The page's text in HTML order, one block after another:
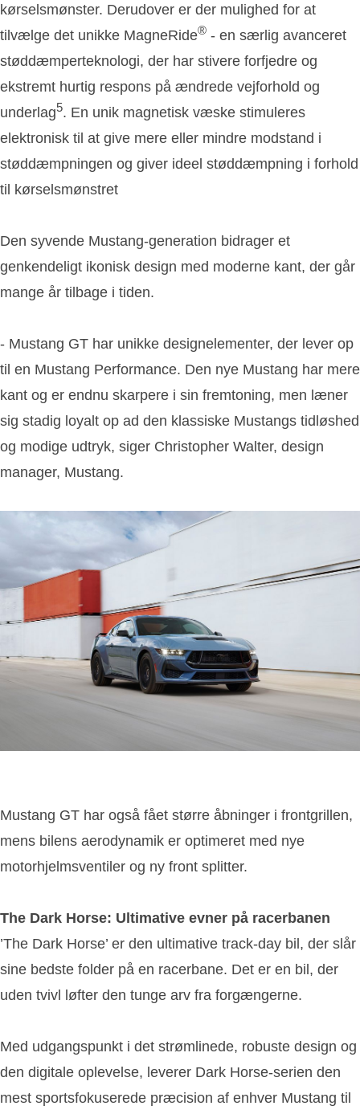
kørselsmønster. Derudover er der mulighed for at
tilvælge det unikke MagneRide® - en særlig avanceret
støddæmperteknologi, der har stivere forfjedre og
ekstremt hurtig respons på ændrede vejforhold og
underlag5. En unik magnetisk væske stimuleres
elektronisk til at give mere eller mindre modstand i
støddæmpningen og giver ideel støddæmpning i forhold
til kørselsmønstret
Den syvende Mustang-generation bidrager et
genkendeligt ikonisk design med moderne kant, der går
mange år tilbage i tiden.
- Mustang GT har unikke designelementer, der lever op
til en Mustang Performance. Den nye Mustang har mere
kant og er endnu skarpere i sin fremtoning, men læner
sig stadig loyalt op ad den klassiske Mustangs tidløshed
og modige udtryk, siger Christopher Walter, design
manager, Mustang.
Mustang GT har også fået større åbninger i frontgrillen,
mens bilens aerodynamik er optimeret med nye
motorhjelmsventiler og ny front splitter.
The Dark Horse: Ultimative evner på racerbanen
’The Dark Horse’ er den ultimative track-day bil, der slår
sine bedste folder på en racerbane. Det er en bil, der
uden tvivl løfter den tunge arv fra forgængerne.
Med udgangspunkt i det strømlinede, robuste design og
den digitale oplevelse, leverer Dark Horse-serien den
mest sportsfokuserede præcision af enhver Mustang til